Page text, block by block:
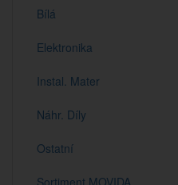
Bílá
Elektronika
Instal. Mater
Náhr. Díly
Ostatní
Sortiment MOVIDA